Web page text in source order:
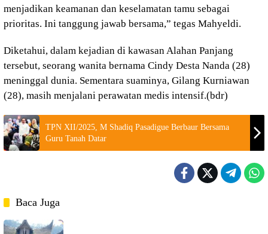
menjadikan keamanan dan keselamatan tamu sebagai
prioritas. Ini tanggung jawab bersama,” tegas Mahyeldi.
Diketahui, dalam kejadian di kawasan Alahan Panjang
tersebut, seorang wanita bernama Cindy Desta Nanda (28)
meninggal dunia. Sementara suaminya, Gilang Kurniawan
(28), masih menjalani perawatan medis intensif.(bdr)
TPN XII/2025, M Shadiq Pasadigue Berbaur Bersama
Guru Tanah Datar
Baca Juga